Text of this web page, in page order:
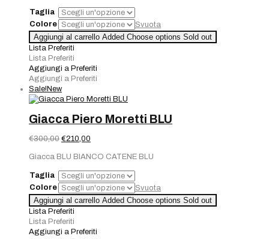
€250,00.€175,00.
Taglia
Colore
Svuota
Aggiungi al carrello Added Choose options Sold out
Lista Preferiti
Lista Preferiti
Aggiungi a Preferiti
Aggiungi a Preferiti
Sale!New
Giacca Piero Moretti BLU
€300,00 Il
originale
era:
€300,00.
€210,00
attuale
è:
€210,00.
Giacca BLU BIANCO CATENE BLU
Taglia
Colore
Svuota
Aggiungi al carrello Added Choose options Sold out
Lista Preferiti
Lista Preferiti
Aggiungi a Preferiti